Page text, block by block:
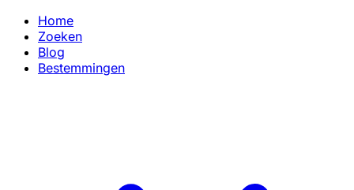
Home
Zoeken
Blog
Bestemmingen